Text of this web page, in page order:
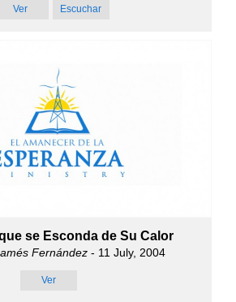
Ver Escuchar
se Esconda de Su Calor
Fernández- 11 July, 2004
Ver